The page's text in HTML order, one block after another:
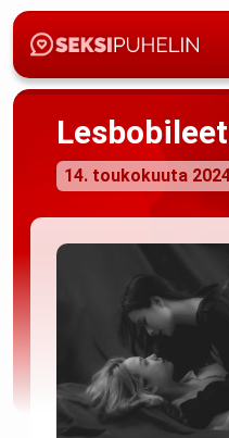
Lesbobileet
14. toukokuuta